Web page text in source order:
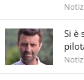
Si è